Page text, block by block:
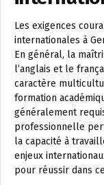
Les exigences
internationales à
En général, la
l’anglais et le
caractère
formation
généralement
professionnelle
la capacité à
enjeux
pour réussir dans